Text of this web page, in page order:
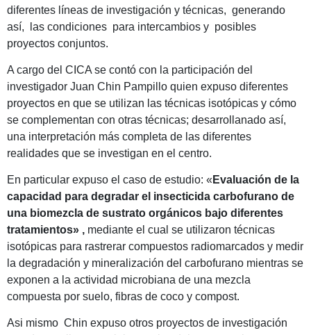
diferentes líneas de investigación y técnicas, generando
así, las condiciones para intercambios y posibles
proyectos conjuntos.
A cargo del CICA se contó con la participación del
investigador Juan Chin Pampillo quien expuso diferentes
proyectos en que se utilizan las técnicas isotópicas y cómo
se complementan con otras técnicas; desarrollanado así,
una interpretación más completa de las diferentes
realidades que se investigan en el centro.
En particular expuso el caso de estudio: « Evaluación de la
capacidad para degradar el insecticida carbofurano de
una biomezcla de sustrato orgánicos bajo diferentes
tratamientos» , mediante el cual se utilizaron técnicas
isotópicas para rastrerar compuestos radiomarcados y medir
la degradación y mineralización del carbofurano mientras se
exponen a la actividad microbiana de una mezcla
compuesta por suelo, fibras de coco y compost.
Asi mismo Chin expuso otros proyectos de investigación